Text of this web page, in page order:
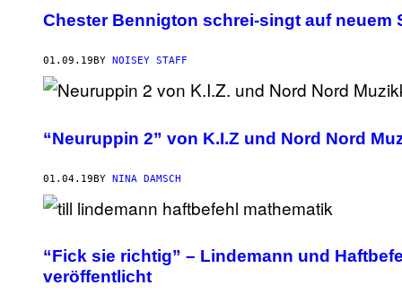
Chester Bennigton schrei-singt auf neuem
01.09.19 BY NOISEY STAFF
“Neuruppin 2” von K.I.Z und Nord Nord
01.04.19BY NINA DAMSCH
“Fick sie richtig” – Lindemann und
veröffentlicht